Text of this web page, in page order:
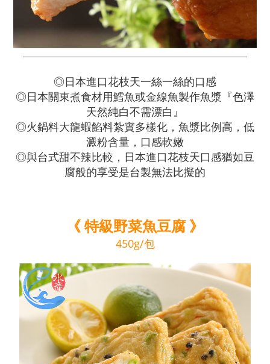
◎日本進口花枝天一絲一絲的口感
◎日本關東煮食材用鱈魚或金線魚製作魚漿『色澤
天然純白不需漂白』
◎火鍋料大龍蝦餡料紮實多樣化，魚漿比例高，低
澱粉含量，口感軟嫩
◎與台式甜不辣比較，日本進口花枝天口感猶如豆
腐般的享受是台製無法比擬的
《 特級野菜魚豆腐 》
450g/包